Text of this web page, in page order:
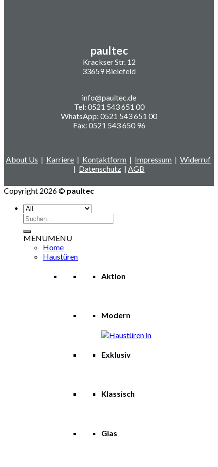
paultec
Krackser Str. 12
33659 Bielefeld
info@paultec.de
Tel: 0521 543 651 00
WhatsApp: 0521 543 651 00
Fax: 0521 543 650 96
About Us | Karriere | Kontaktform | Impressum | Widerruf
| Datenschutz | AGB
Copyright 2026 © paultec
Suchen
nach:
MENUMENU
Home
Haustüren
Aktion
Modern
Exklusiv
Klassisch
Glas